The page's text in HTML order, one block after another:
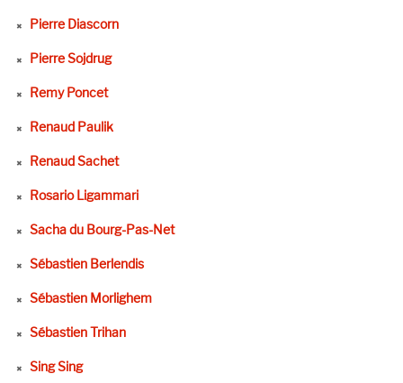
Pierre Diascorn
Pierre Sojdrug
Remy Poncet
Renaud Paulik
Renaud Sachet
Rosario Ligammari
Sacha du Bourg-Pas-Net
Sébastien Berlendis
Sébastien Morlighem
Sébastien Trihan
Sing Sing